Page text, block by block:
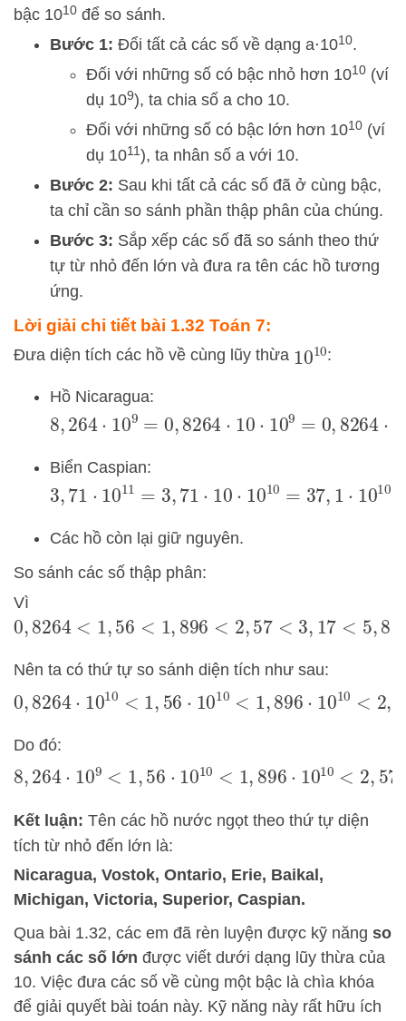
bậc 1010 để so sánh.
Bước 1: Đổi tất cả các số về dạng a⋅1010.
Đối với những số có bậc nhỏ hơn 1010 (ví
dụ 109), ta chia số a cho 10.
Đối với những số có bậc lớn hơn 1010 (ví
dụ 1011 ), ta nhân số a với 10.
Bước 2: Sau khi tất cả các số đã ở cùng bậc,
ta chỉ cần so sánh phần thập phân của chúng.
Bước 3: Sắp xếp các số đã so sánh theo thứ
tự từ nhỏ đến lớn và đưa ra tên các hồ tương
ứng.
Lời giải chi tiết bài 1.32 Toán 7:
Đưa diện tích các hồ về cùng lũy thừa 1010:
Hồ Nicaragua:
8, 264 ⋅109 =0 ,8264⋅10⋅10 9=0 ,8264⋅1010
Biển Caspian:
3, 71 ⋅1011 =3 ,71⋅10⋅10 10=37, 1⋅10 10
Các hồ còn lại giữ nguyên.
So sánh các số thập phân:
Vì
0, 8264 <1 ,56< 1,896<2, 57 <3,17< 5,8<6,887<
Nên ta có thứ tự so sánh diện tích như sau:
0, 8264 ⋅ 1010 <1,56⋅1010< 1, 896⋅10 10<2 ,57⋅
Do đó:
8, 264 ⋅109 <1 ,56⋅10 10< 1,896⋅10 10<2 57⋅10
Kết luận: Tên các hồ nước ngọt theo thứ tự diện
tích từ nhỏ đến lớn là:
Nicaragua, Vostok, Ontario, Erie, Baikal,
Michigan, Victoria, Superior, Caspian.
Qua bài 1.32, các em đã rèn luyện được kỹ năng so
sánh các số lớn được viết dưới dạng lũy thừa của
10. Việc đưa các số về cùng một bậc là chìa khóa
để giải quyết bài toán này. Kỹ năng này rất hữu ích